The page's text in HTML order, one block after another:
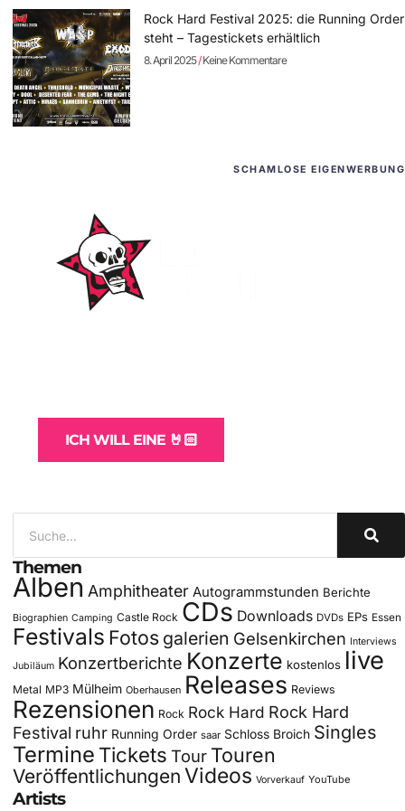
Rock Hard Festival 2025: die Running Order
steht – Tagestickets erhältlich
8. April 2025 Keine Kommentare
SCHAMLOSE EIGENWERBUNG
ICH WILL EINE 🤘🏻
Themen
Alben Amphitheater Autogrammstunden Berichte
Biographien Camping Castle Rock CDs Downloads DVDs EPs Essen
Festivals Fotos galerien Gelsenkirchen Interviews
Jubiläum Konzertberichte Konzerte kostenlos live
Metal MP3 Mülheim Oberhausen Releases Reviews
Rezensionen Rock Rock Hard Rock Hard
Festival ruhr Running Order saar Schloss Broich Singles
Termine Tickets Tour Touren
Veröffentlichungen Videos Vorverkauf YouTube
Artists